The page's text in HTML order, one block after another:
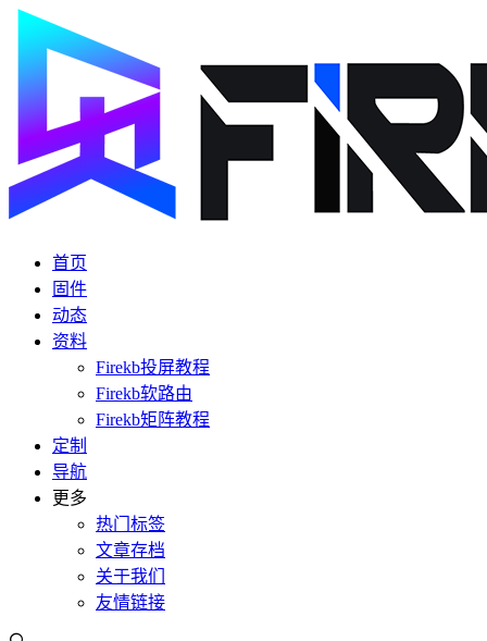
首页
固件
动态
资料
Firekb投屏教程
Firekb软路由
Firekb矩阵教程
定制
导航
更多
热门标签
文章存档
关于我们
友情链接